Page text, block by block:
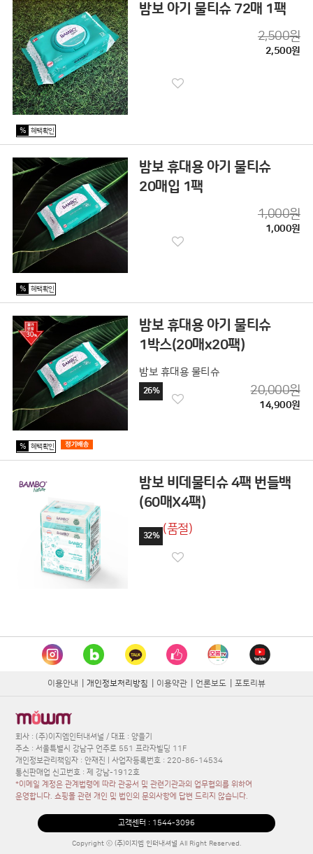
밤보 아기 물티슈 72매 1팩
2,500원
2,500원
% 혜택확인
밤보 휴대용 아기 물티슈
20매입 1팩
1,000원
1,000원
% 혜택확인
밤보 휴대용 아기 물티슈
1박스(20매x20팩)
밤보 휴대용 물티슈
26% 20,000원
14,900원
% 혜택확인
밤보 비데물티슈 4팩 번들백
(60매X4팩)
32% (품절)
이용안내 개인정보처리방침 이용약관 언론보도 포토리뷰
회사 : (주)이지엠인터내셔널 / 대표 : 양을기
주소 : 서울특별시 강남구 언주로 551 프라자빌딩 11F
개인정보관리책임자 : 안재진 | 사업자등록번호 : 220-86-14534
통신판매업 신고번호 : 제 강남-1912호
*이메일 계정은 관계법령에 따라 관공서 및 관련기관과의 업무협의를 위하여
운영합니다. 쇼핑몰 관련 개인 및 법인의 문의사항에 답변 드리지 않습니다.
고객센터 : 1544-3096
Copyright ⓒ (주)이지엠 인터내셔널 All Right Reserved.